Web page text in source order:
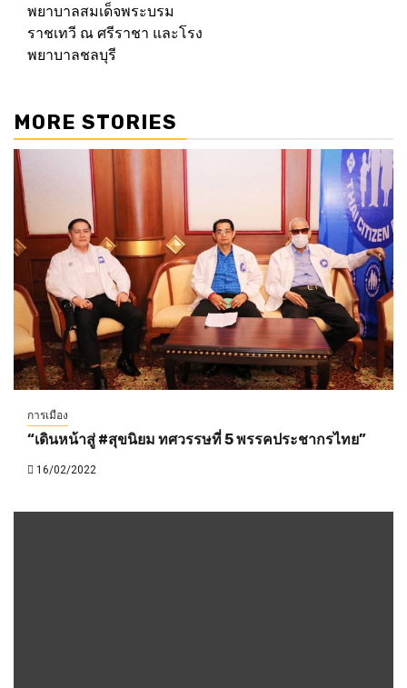
พยาบาลสมเด็จพระบรม
ราชเทวี ณ ศรีราชา และโรง
พยาบาลชลบุรี
MORE STORIES
การเมือง
“เดินหน้าสู่ #สุขนิยม ทศวรรษที่ 5 พรรคประชากรไทย”
16/02/2022